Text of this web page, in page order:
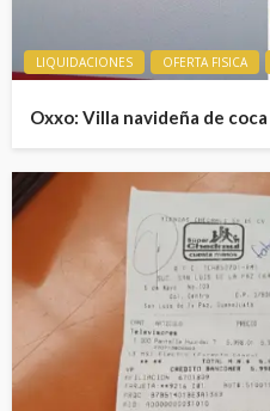
LIQUIDACIONES OFERTA FISICA
Oxxo: Villa navideña de